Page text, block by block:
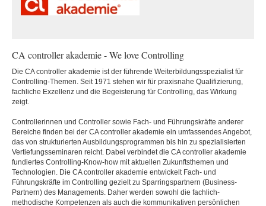
CA controller akademie - We love Controlling
Die CA controller akademie ist der führende Weiterbildungsspezialist für
Controlling-Themen. Seit 1971 stehen wir für praxisnahe Qualifizierung,
fachliche Exzellenz und die Begeisterung für Controlling, das Wirkung
zeigt.
Controllerinnen und Controller sowie Fach- und Führungskräfte anderer
Bereiche finden bei der CA controller akademie ein umfassendes Angebot,
das von strukturierten Ausbildungsprogrammen bis hin zu spezialisierten
Vertiefungsseminaren reicht. Dabei verbindet die CA controller akademie
fundiertes Controlling-Know-how mit aktuellen Zukunftsthemen und
Technologien. Die CA controller akademie entwickelt Fach- und
Führungskräfte im Controlling gezielt zu Sparringspartnern (Business-
Partnern) des Managements. Daher werden sowohl die fachlich-
methodische Kompetenzen als auch die kommunikativen persönlichen